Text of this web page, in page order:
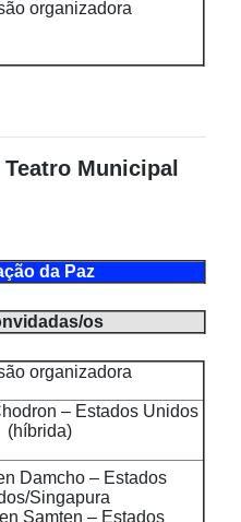
organizadora
Teatro Municipal
da Paz
os
organizadora
– Estados Unidos
(híbrida)
Damcho – Estados
Singapura
Samten – Estados